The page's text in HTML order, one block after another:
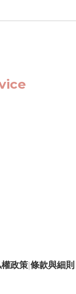
政策|條款與細則